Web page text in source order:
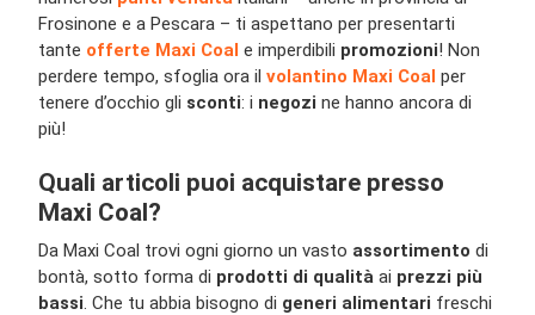
Frosinone e a Pescara – ti aspettano per presentarti
tante offerte Maxi Coal e imperdibili promozioni! Non
perdere tempo, sfoglia ora il volantino Maxi Coal per
tenere d’occhio gli sconti: i negozi ne hanno ancora di
più!
Quali articoli puoi acquistare presso
Maxi Coal?
Da Maxi Coal trovi ogni giorno un vasto assortimento di
bontà, sotto forma di prodotti di qualità ai prezzi più
bassi. Che tu abbia bisogno di generi alimentari freschi